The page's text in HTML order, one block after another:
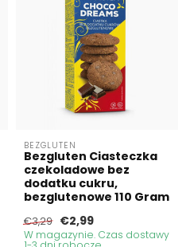
BEZGLUTEN
Bezgluten Ciasteczka
czekoladowe bez
dodatku cukru,
bezglutenowe 110 Gram
€3,29 €2,99
W magazynie. Czas dostawy